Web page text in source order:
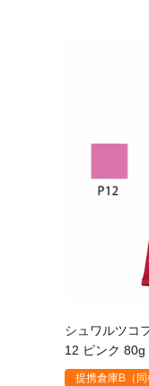
シュワルツコ
12 ピンク
提携倉庫B（同